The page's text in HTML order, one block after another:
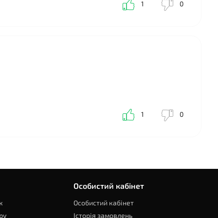
1 0
1 0
Особистий кабінет
Особистий кабінет
Історія замовлень